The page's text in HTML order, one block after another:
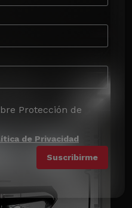
Protección de
de Privacidad